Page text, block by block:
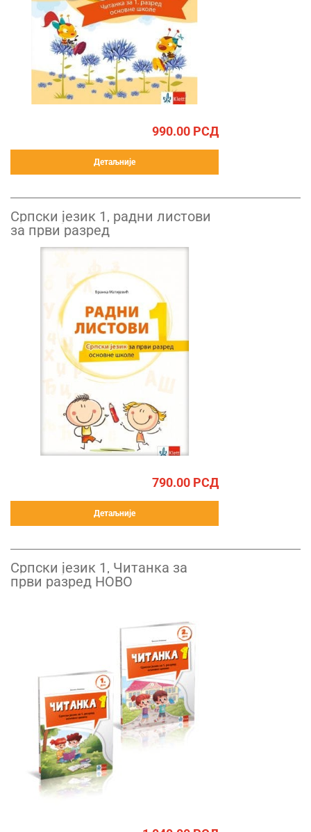
990.00 РСД
Детаљније
Српски језик 1, радни листови
за први разред
790.00 РСД
Детаљније
Српски језик 1, Читанка за
први разред НОВО